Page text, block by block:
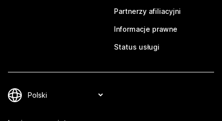
Partnerzy afiliacyjni
Informacje prawne
Status usługi